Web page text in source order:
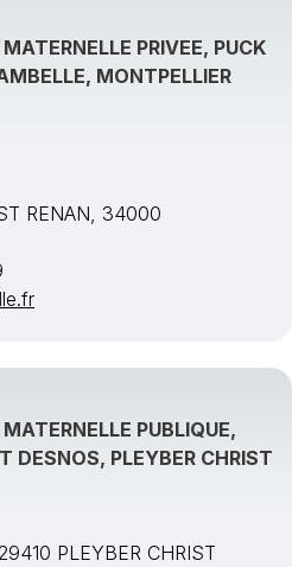
PRIVEE, PUCK
MONTPELLIER
RENAN, 34000
PUBLIQUE,
DESNOS, PLEYBER CHRIST
PLEYBER CHRIST